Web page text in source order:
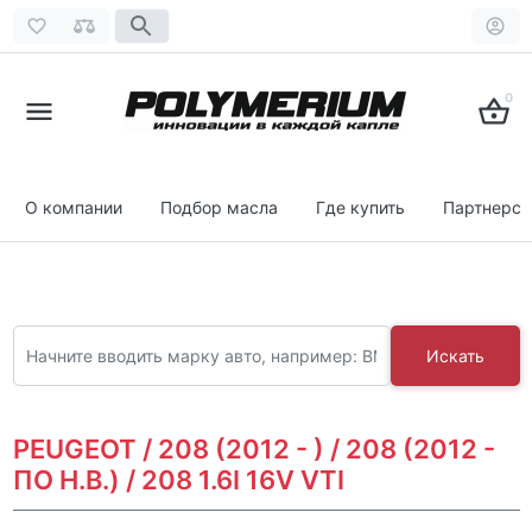
0
О компании Подбор масла Где купить
Искать
PEUGEOT / 208 (2012 - ) / 208 (2012 -
ПО Н.В.) / 208 1.6I 16V VTI